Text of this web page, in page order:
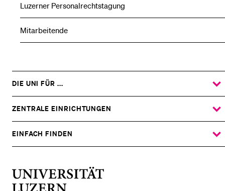
Luzerner Personalrechtstagung
Mitarbeitende
DIE UNI FÜR ...
ZEIGE
DAS
UNTERMENÜ
ZENTRALE EINRICHTUNGEN
ZEIGE
DAS
UNTERMENÜ
EINFACH FINDEN
ZEIGE
DAS